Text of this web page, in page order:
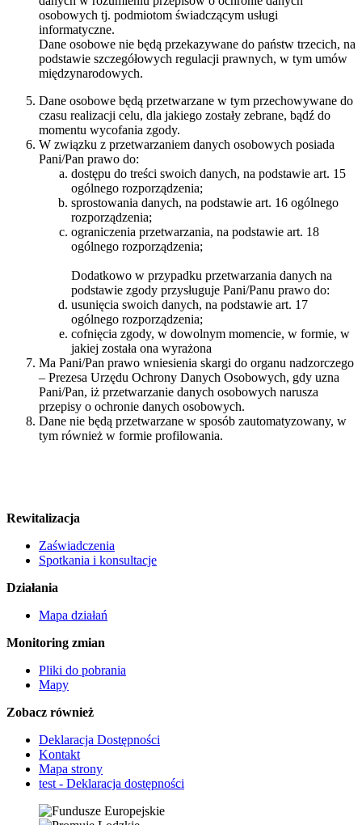
osobowych tj. podmiotom świadczącym usługi
informatyczne.
Dane osobowe nie będą przekazywane do państw trzecich, na
podstawie szczegółowych regulacji prawnych, w tym umów
międzynarodowych.
Dane osobowe będą przetwarzane w tym przechowywane do
czasu realizacji celu, dla jakiego zostały zebrane, bądź do
momentu wycofania zgody.
W związku z przetwarzaniem danych osobowych posiada
Pani/Pan prawo do:
dostępu do treści swoich danych, na podstawie art. 15
ogólnego rozporządzenia;
sprostowania danych, na podstawie art. 16 ogólnego
rozporządzenia;
ograniczenia przetwarzania, na podstawie art. 18
ogólnego rozporządzenia;
Dodatkowo w przypadku przetwarzania danych na
podstawie zgody przysługuje Pani/Panu prawo do:
usunięcia swoich danych, na podstawie art. 17
ogólnego rozporządzenia;
cofnięcia zgody, w dowolnym momencie, w formie, w
jakiej została ona wyrażona
Ma Pani/Pan prawo wniesienia skargi do organu nadzorczego
– Prezesa Urzędu Ochrony Danych Osobowych, gdy uzna
Pani/Pan, iż przetwarzanie danych osobowych narusza
przepisy o ochronie danych osobowych.
Dane nie będą przetwarzane w sposób zautomatyzowany, w
tym również w formie profilowania.
Rewitalizacja
Zaświadczenia
Spotkania i konsultacje
Działania
Mapa działań
Monitoring zmian
Pliki do pobrania
Mapy
Zobacz również
Deklaracja Dostępności
Kontakt
Mapa strony
test - Deklaracja dostępności